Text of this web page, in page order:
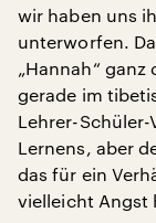
wir haben uns
unterworfen.
„Hannah“
gerade im
Lehrer-Schüler-
Lernens, aber
das für ein
vielleicht Angst